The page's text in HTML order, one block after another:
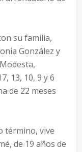
su familia,
González y
13, 10, 9 y 6
de 22 meses
término, vive
de 19 años de